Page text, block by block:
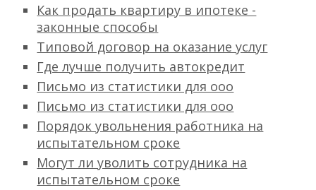
Как продать квартиру в ипотеке -
законные способы
Типовой договор на оказание услуг
Где лучше получить автокредит
Письмо из статистики для ооо
Письмо из статистики для ооо
Порядок увольнения работника на
испытательном сроке
Могут ли уволить сотрудника на
испытательном сроке